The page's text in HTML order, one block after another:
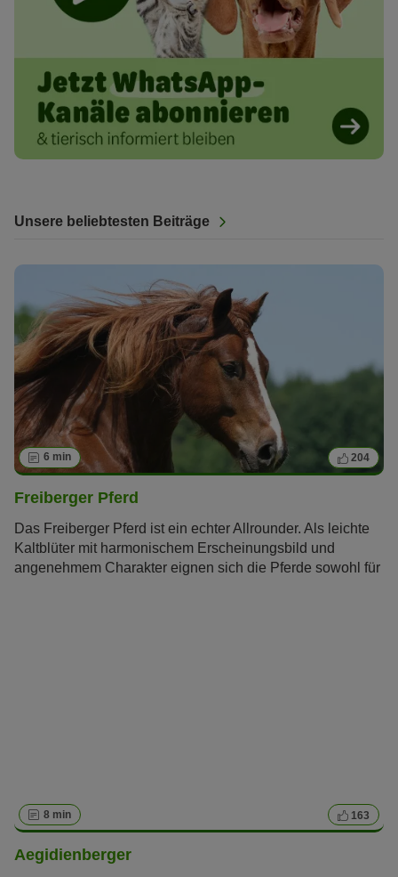
Unsere beliebtesten Beiträge
6 min 204
Freiberger Pferd
Das Freiberger Pferd ist ein echter Allrounder. Als leichte
Kaltblüter mit harmonischem Erscheinungsbild und
angenehmem Charakter eignen sich die Pferde sowohl für
8 min 163
Aegidienberger